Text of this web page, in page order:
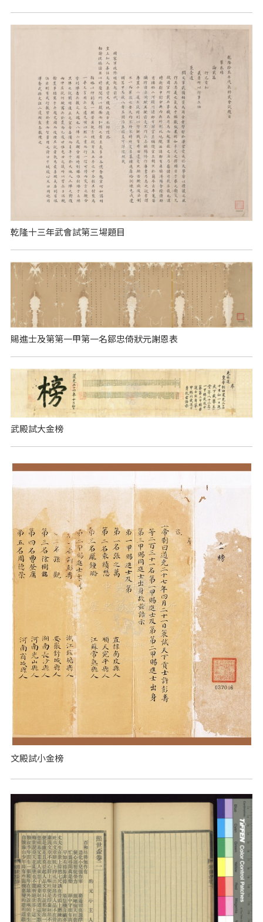
乾隆十三年武會試第三場題目
賜進士及第第一甲第一名鄒忠倚狀元謝恩表
武殿試大金榜
文殿試小金榜